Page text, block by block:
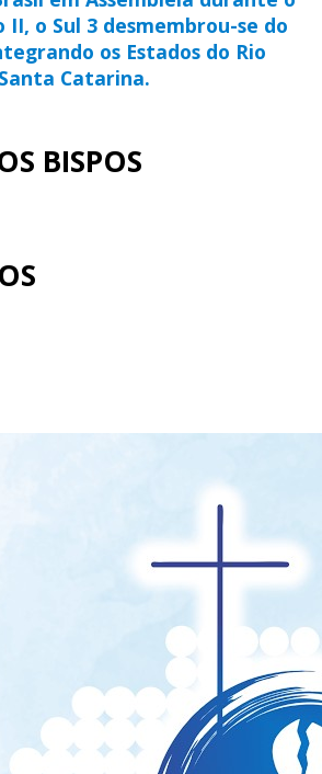
II, o Sul 3 desmembrou-se do
os Estados do Rio
Catarina.
BISPOS